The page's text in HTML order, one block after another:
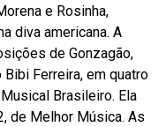
e Rosinha,
diva americana. A
de Gonzagão,
Ferreira, em quatro
Brasileiro. Ela
de Melhor Música. As